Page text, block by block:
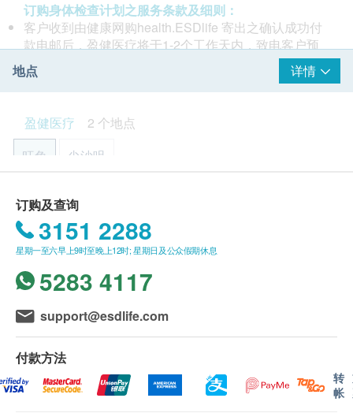
盈健医疗成立于1997年，营运至今，集团旗下拥有60
多间盈健医务中心，辖下有超过100名医生及牙医和超
神，为市民提供便利及一站式的医疗服务。多年来，透
过盈健的医疗网络，盈健医务中心已与超过1,500,000
名市民建立良好的互信关系。盈健医疗向病人提供多种
有关家庭医疗的门诊服务，如全科诊症、诊断及盈健体
体检查、健康教育活动、提供职业健康建议及工伤评估
肠胃肝脏科、耳鼻喉科及物理治疗等；牙科服务包括：
普通牙科、专业牙科及牙齿美容等。另外盈健医疗的特
约体检中心有专业的医护团队(包括放射科专科医生，
放射技师，普通科医生，注册护士)提供一站式的医学
诊断及内窥镜检查等服务。
订购身体检查计划之服务条款及细则：
客户收到由健康网购health.ESDlife 寄出之确认成功付
款电邮后，盈健医疗将于1-2个工作天内，致电客户预
约身体检查的时间及地点。
客户亦可自行致电2397 2111 向体验中心职员联络。
(办公时间：星期一至六；上午9时至下午6时30分)
客户必须于预约当天出示身份证及列印订购确认信以确
认身份。
请注意: 由2025年6月9日起订购之身体检查计划或疫苗
订购一经确认，不设退款。
进行身体检查后，一般情况下，可于7至10个工作天内
发出验身报告。
除了个别计划由医生讲解报告，一般情况下，将由注册
护士在电话上讲解，及安排领取报告事宜。
所有自选项目一经电话确认预约后，项目不得作出更
附加项目检验者必须跟计划检验者为同一人。
如有争议，健康网购health.ESDlife 及盈健医疗保留最
后决定权。
所有身体检查并非作为医务诊断或治疗用途。谨此提醒
阁下，尽管检查结果表面上属正常，还是有可能有某些
地点 详情
盈健医疗
2 个地点
旺角
尖沙咀
旺角-健柏医学造影中心：旺角弥敦道625及639号雅兰中心
办公楼一期7楼712室
显示地图
星期一至六︰9:00a.m. – 6:30p.m.
星期日及公众假期︰休息
订购及查询
3151 2288
星期一至六早上9时至晚上12时; 星期日及公众假期休息
5283 4117
support@esdlife.com
付款方法
转
帐